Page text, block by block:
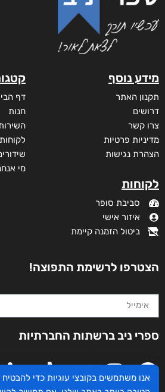
מידע נוסף
תקנון האתר
דרושים
צרו קשר
מדיניות פרטיות
הצהרת נגישות
לקוחות
סביבת סופר
איזור אישי
ביטול הזמנה קיימת
דף
חנות
מי
הצטרפו לרשימת התפוצה!
ספרי ניב ברשתות החברתיות
אנו משתמשים בקובצי עוגיות כדי